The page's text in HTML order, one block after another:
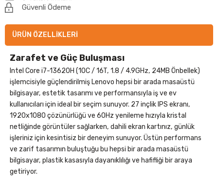
Güvenli Ödeme
ÜRÜN ÖZELLIKLERI
Zarafet ve Güç Buluşması
Intel Core i7-13620H (10C / 16T, 1.8 / 4.9GHz, 24MB Önbellek)
işlemcisiyle güçlendirilmiş Lenovo hepsi bir arada masaüstü
bilgisayar, estetik tasarımı ve performansıyla iş ve ev
kullanıcıları için ideal bir seçim sunuyor. 27 inçlik IPS ekranı,
1920x1080 çözünürlüğü ve 60Hz yenileme hızıyla kristal
netliğinde görüntüler sağlarken, dahili ekran kartınız, günlük
işleriniz için kesintisiz bir deneyim sunuyor. Üstün performans
ve zarif tasarımın buluştuğu bu hepsi bir arada masaüstü
bilgisayar, plastik kasasıyla dayanıklılığı ve hafifliği bir araya
getiriyor.